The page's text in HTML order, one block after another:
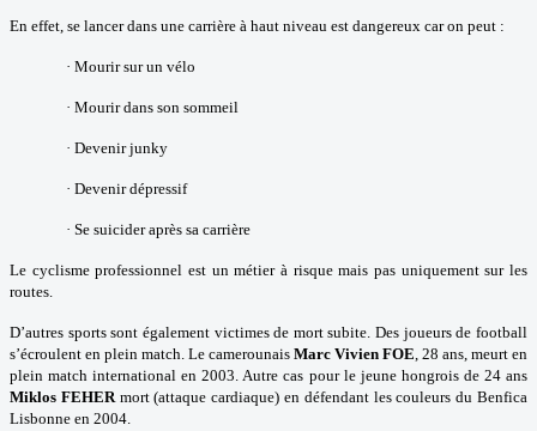
En effet, se lancer dans une carrière à haut niveau est dangereux car on peut :
· Mourir sur un vélo
· Mourir dans son sommeil
· Devenir junky
· Devenir dépressif
· Se suicider après sa carrière
Le cyclisme professionnel est un métier à risque mais pas uniquement sur les
routes.
D’autres sports sont également victimes de mort subite. Des joueurs de football
s’écroulent en plein match. Le camerounais Marc Vivien FOE , 28 ans, meurt en
plein match international en 2003. Autre cas pour le jeune hongrois de 24 ans
Miklos FEHER mort (attaque cardiaque) en défendant les couleurs du Benfica
Lisbonne en 2004.